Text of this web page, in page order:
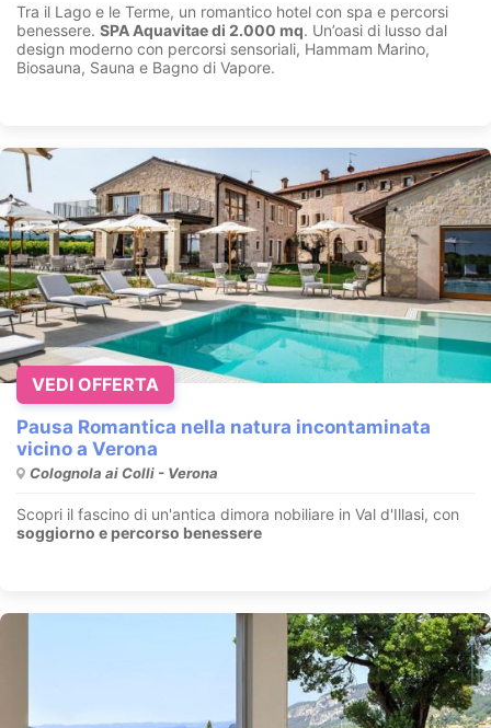
Tra il Lago e le Terme, un romantico hotel con spa e percorsi
benessere. SPA Aquavitae di 2.000 mq. Un’oasi di lusso dal
design moderno con percorsi sensoriali, Hammam Marino,
Biosauna, Sauna e Bagno di Vapore.
Pausa Romantica nella natura incontaminata
vicino a Verona
Colognola ai Colli - Verona
Scopri il fascino di un'antica dimora nobiliare in Val d'Illasi, con
soggiorno e percorso benessere
VEDI OFFERTA